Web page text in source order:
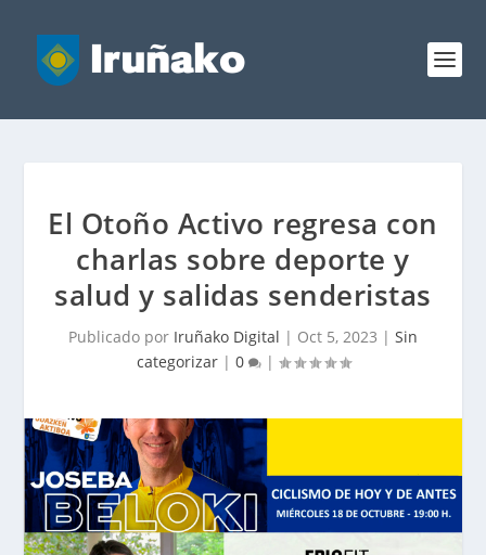
El Otoño Activo regresa con
charlas sobre deporte y
salud y salidas senderistas
Publicado por Iruñako Digital | Oct 5, 2023 | Sin
categorizar| 0 |